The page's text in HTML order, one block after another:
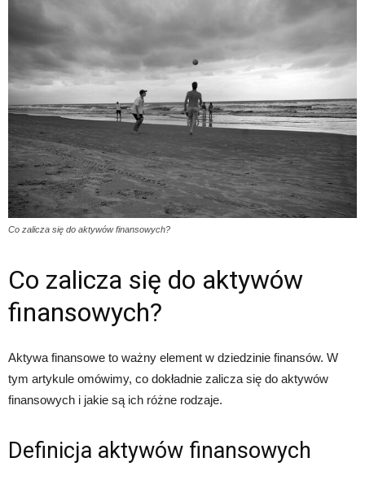
Co zalicza się do aktywów finansowych?
Co zalicza się do aktywów
finansowych?
Aktywa finansowe to ważny element w dziedzinie finansów. W
tym artykule omówimy, co dokładnie zalicza się do aktywów
finansowych i jakie są ich różne rodzaje.
Definicja aktywów finansowych